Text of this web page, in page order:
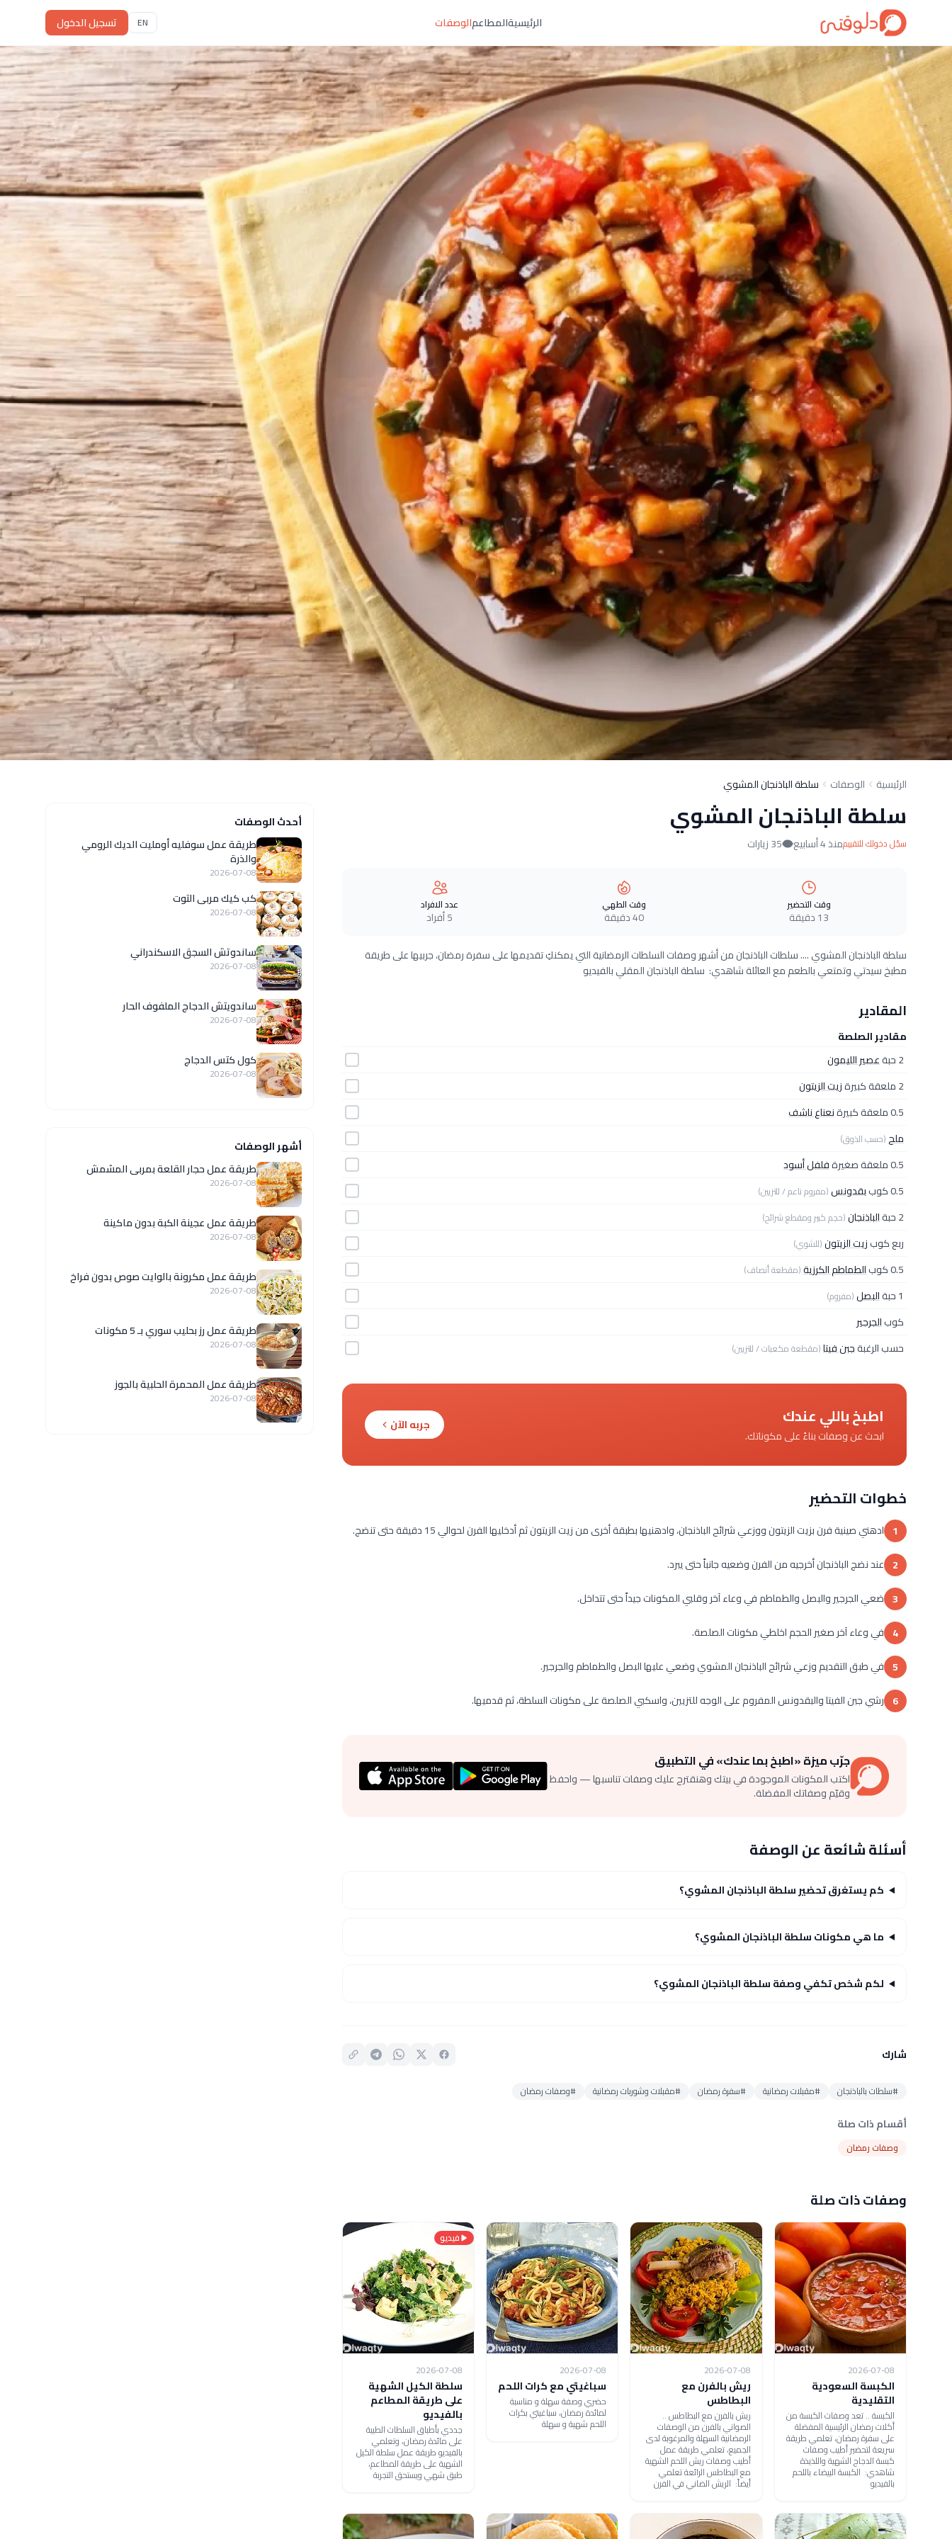
الرئيسيةالمطاعمالوصفات EN تسجيل الدخول
الرئيسية الوصفات سلطة الباذنجان المشوي
سلطة الباذنجان المشوي
سجّل دخولك للتقييممنذ 4 أسابيع 35 زيارات
وقت التحضير
13 دقيقة
وقت الطهي
40 دقيقة
عدد الافراد
5 أفراد
سلطة الباذنجان المشوي .... سلطات الباذنجان من أشهر وصفات السلطات الرمضانية التي يمكنكِ تقديمها على سفرة رمضان، جربيها على طريقة
مطبخ سيدتي وتمتعي بالطعم مع العائلة شاهدي: سلطة الباذنجان المقلي بالفيديو
المقادير
مقادير الصلصة
2 حبة
عصير الليمون
2 ملعقة كبيرة
زيت الزيتون
0.5 ملعقة كبيرة
نعناع ناشف
ملح(حسب الذوق)
0.5 ملعقة صغيرة
فلفل أسود
0.5 كوب
بقدونس(مفروم ناعم / للتزيين)
2 حبة الباذنجان(حجم كبير ومقطع شرائح)
ربع كوبزيت الزيتون(للشوي)
0.5 كوب الطماطم الكرزية(مقطعة أنصاف)
1 حبة البصل(مفروم)
كوبالجرجير
حسب الرغبةجبن فيتا(مقطعة مكعبات / للتزيين)
اطبخ باللي عندك
ابحث عن وصفات بناءً على مكوناتك.
جربه الآن
خطوات التحضير
1 ادهني صينية فرن بزيت الزيتون ووزعي شرائح الباذنجان، وادهنيها بطبقة أخرى من زيت الزيتون ثم أدخليها الفرن لحوالي 15 دقيقة حتى تنضج.
2 عند نضج الباذنجان أخرجيه من الفرن وضعيه جانباً حتى يبرد.
3 ضعي الجرجير والبصل والطماطم في وعاء آخر وقلبي المكونات جيداً حتى تتداخل.
4 في وعاء آخر صغير الحجم اخلطي مكونات الصلصة.
5 في طبق التقديم وزعي شرائح الباذنجان المشوي وضعي عليها البصل والطماطم والجرجير.
6 رشي جبن الفيتا والبقدونس المفروم على الوجه للتزيين، واسكبي الصلصة على مكونات السلطة، ثم قدميها.
جرّب ميزة «اطبخ بما عندك» في التطبيق
اكتب المكونات الموجودة في بيتك وهنقترح عليك وصفات تناسبها — واحفظ
وقيّم وصفاتك المفضلة.
أسئلة شائعة عن الوصفة
كم يستغرق تحضير سلطة الباذنجان المشوي؟
ما هي مكونات سلطة الباذنجان المشوي؟
لكم شخص تكفي وصفة سلطة الباذنجان المشوي؟
شارك
#سلطات بالباذنجان #مقبلات رمضانية #سفرة رمضان #مقبلات وشوربات رمضانية #وصفات رمضان
أقسام ذات صلة
وصفات رمضان
وصفات ذات صلة
2026-07-08
الكبسة السعودية
التقليدية
الكبسة .. تعد وصفات الكبسة من
أكلات رمضان الرئيسية المفضلة
على سفرة رمضان، تعلمي طريقة
سريعة لتحضير أطيب وصفات
كبسة الدجاج الشهية واللذيذة
شاهدي: الكبسة البيضاء باللحم
بالفيديو
2026-07-08
ريش بالفرن مع
البطاطس
ريش بالفرن مع البطاطس ..
الصواني بالفرن من الوصفات
الرمضانية السهلة والمرغوبة لدى
الجميع، تعلمي طريقة عمل
أطيب وصفات ريش اللحم الشهية
مع البطاطس الرائعة تعلمي
أيضاً: الريش الضاني في الفرن
2026-07-08
سباغيتي مع كرات اللحم
حضري وصفة سهلة و مناسبة
لمائدة رمضان، سباغيتي بكرات
اللحم شهية و سهلة
فيديو
2026-07-08
سلطة الكيل الشهية
على طريقة المطاعم
بالفيديو
جددي بأطباق السلطات الطيبة
على مائدة رمضان، وتعلمي
بالفيديو طريقة عمل سلطة الكيل
الشهية على طريقة المطاعم،
طبق شهي ويستحق التجربة
أحدث الوصفات
طريقة عمل سوفليه أومليت الديك الرومي
والذرة
2026-07-08
كب كيك مربى التوت
2026-07-08
ساندوتش السجق الاسكندراني
2026-07-08
ساندويتش الدجاج الملفوف الحار
2026-07-08
كول كتس الدجاج
2026-07-08
أشهر الوصفات
طريقة عمل حجار القلعة بمربى المشمش
2026-07-08
طريقة عمل عجينة الكبة بدون ماكينة
2026-07-08
طريقة عمل مكرونة بالوايت صوص بدون فراخ
2026-07-08
طريقة عمل رز بحليب سوري بـ 5 مكونات
2026-07-08
طريقة عمل المحمرة الحلبية بالجوز
2026-07-08